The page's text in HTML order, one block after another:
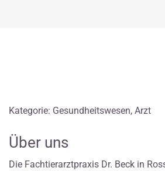
Kategorie: Gesundheitswesen, Arzt
Über uns
Die Fachtierarztpraxis Dr. Beck in